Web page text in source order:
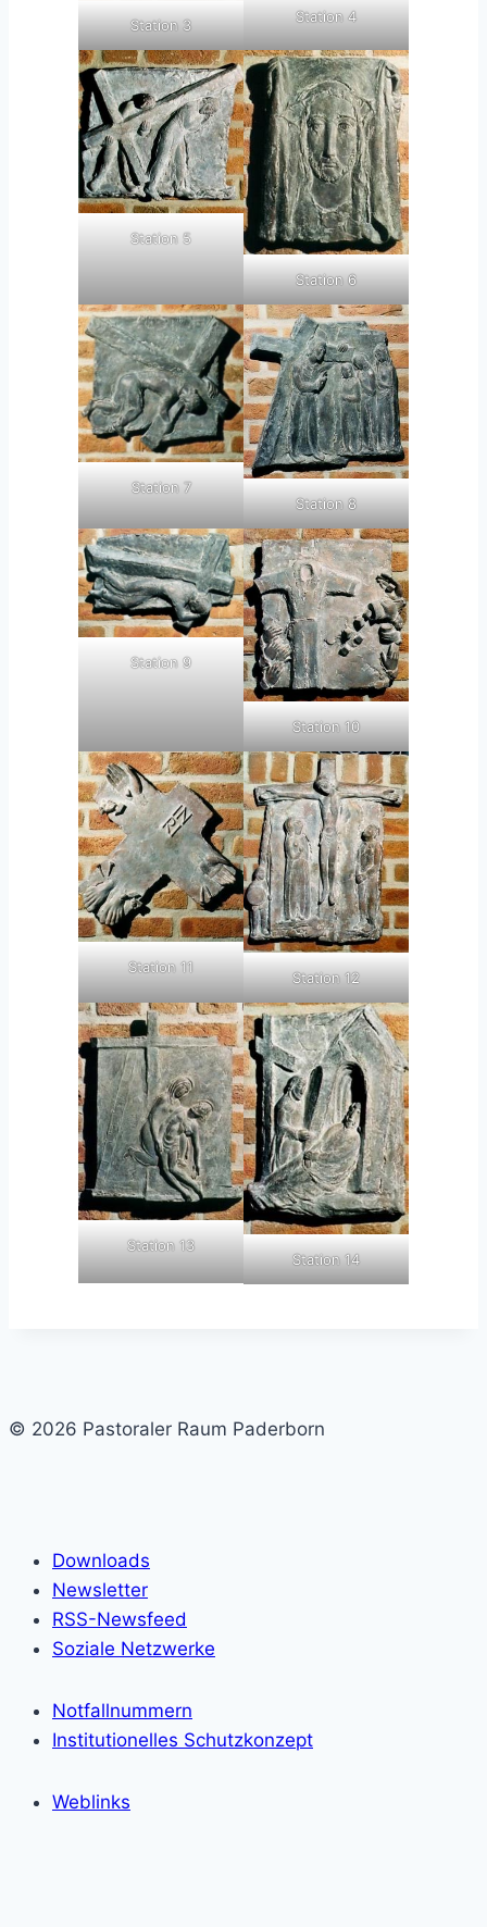
Station 3
Station 4
Station 5
Station 6
Station 7
Station 8
Station 9
Station 10
Station 11
Station 12
Station 13
Station 14
© 2026 Pastoraler Raum Paderborn
Downloads
Newsletter
RSS-Newsfeed
Soziale Netzwerke
Notfallnummern
Institutionelles Schutzkonzept
Weblinks